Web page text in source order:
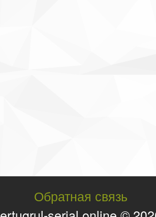
Обратная связь